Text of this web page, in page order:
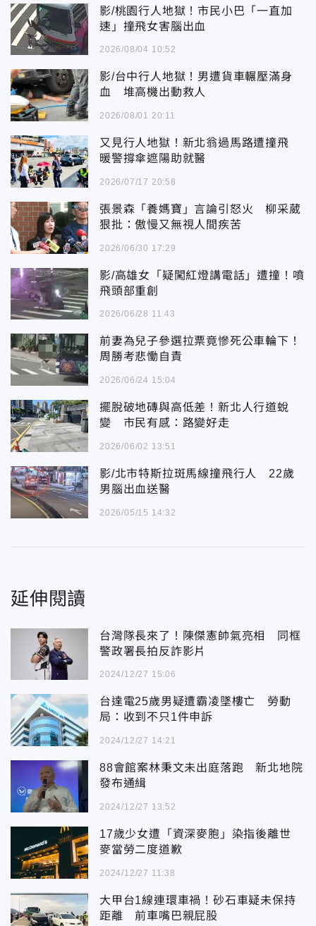
影/桃園行人地獄！市民小巴「一直加
速」撞飛女害腦出血
2026/08/04 10:52
影/台中行人地獄！男遭貨車輾壓滿身
血 堆高機出動救人
2026/08/01 20:11
又見行人地獄！新北翁過馬路遭撞飛
暖警撐傘遮陽助就醫
2026/07/17 20:58
張景森「養媽寶」言論引怒火 柳采葳
狠批：傲慢又無視人間疾苦
2026/06/30 17:29
影/高雄女「疑闖紅燈講電話」遭撞！噴
飛頭部重創
2026/06/28 11:43
前妻為兒子參選拉票竟慘死公車輪下！
周勝考悲慟自責
2026/06/24 15:04
擺脫破地磚與高低差！新北人行道蛻
變 市民有感：路變好走
2026/06/02 13:51
影/北市特斯拉斑馬線撞飛行人 22歲
男腦出血送醫
2026/05/15 14:32
延伸閱讀
台灣隊長來了！陳傑憲帥氣亮相 同框
警政署長拍反詐影片
2024/12/27 15:06
台達電25歲男疑遭霸凌墜樓亡 勞動
局：收到不只1件申訴
2024/12/27 14:21
88會館案林秉文未出庭落跑 新北地院
發布通緝
2024/12/27 13:52
17歲少女遭「資深麥胞」染指後離世
麥當勞二度道歉
2024/12/27 11:38
大甲台1線連環車禍！砂石車疑未保持
距離 前車嘴巴親屁股